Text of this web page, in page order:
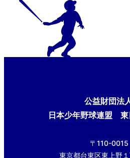
公益財団法
日本少年野球連盟 東
〒110-
東京都台東区東上野